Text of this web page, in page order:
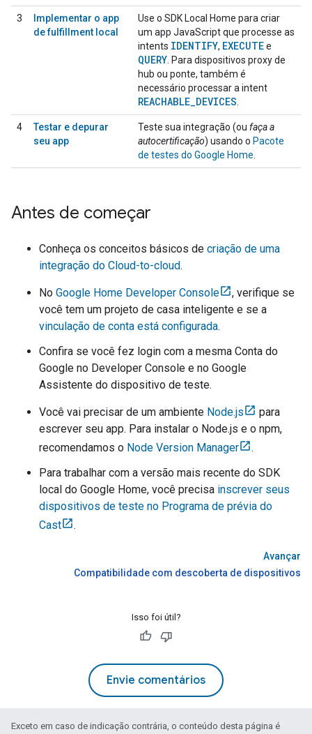
3
Implementar o app
de fulfillment local
Use o SDK Local Home para criar
um app JavaScript que processe as
intents IDENTIFY, EXECUTEe
QUERY . Para dispositivos proxy de
hub ou ponte, também é
necessário processar a intent
REACHABLE_DEVICES
4
Testar e depurar
seu app
Teste sua integração (ou faça a
autocertificação) usando o Pacote
de testes do Google Home
Antes de começar
Conheça os conceitos básicos de criação de uma
integração do Cloud-to-cloud.
No Google Home Developer Console
, verifique se
você tem um projeto de casa inteligente e se a
vinculação de conta está configurada.
Confira se você fez login com a mesma Conta do
Google no Developer Console e no Google
Assistente do dispositivo de teste.
Você vai precisar de um ambiente Node.js
para
escrever seu app. Para instalar o Node.js e o npm,
recomendamos o Node Version Manager
.
Para trabalhar com a versão mais recente do SDK
local do Google Home, você precisa inscrever seus
dispositivos de teste no Programa de prévia do
Cast
.
Avançar
Compatibilidade com descoberta de dispositivos
Isso foi útil?
Envie comentários
Exceto em caso de indicação contrária, o conteúdo desta página é